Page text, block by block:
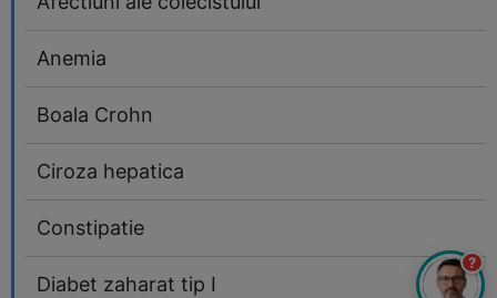
Anemia
Boala Crohn
Ciroza hepatica
Constipatie
Diabet zaharat tip I
?